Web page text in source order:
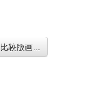
比较版画...